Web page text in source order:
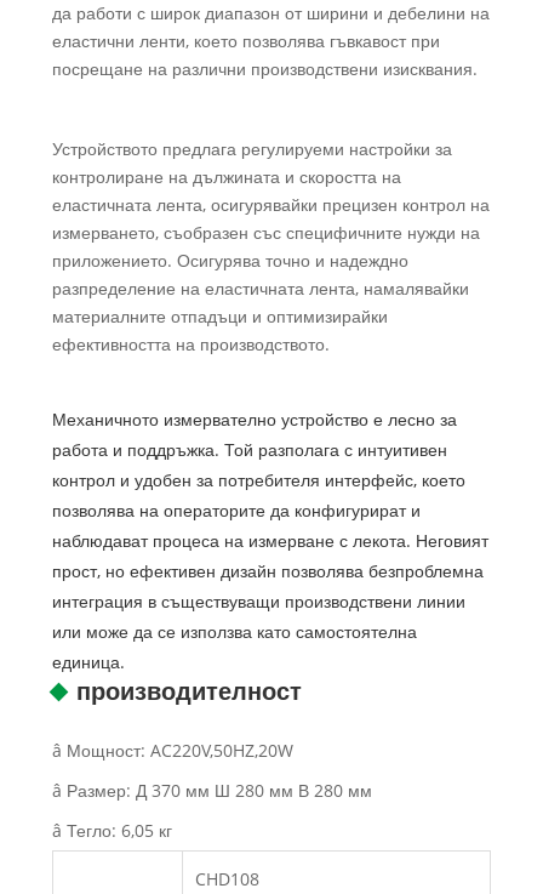
да работи с широк диапазон от ширини и дебелини на
еластични ленти, което позволява гъвкавост при
посрещане на различни производствени изисквания.
Устройството предлага регулируеми настройки за
контролиране на дължината и скоростта на
еластичната лента, осигурявайки прецизен контрол на
измерването, съобразен със специфичните нужди на
приложението. Осигурява точно и надеждно
разпределение на еластичната лента, намалявайки
материалните отпадъци и оптимизирайки
ефективността на производството.
Механичното измервателно устройство е лесно за
работа и поддръжка. Той разполага с интуитивен
контрол и удобен за потребителя интерфейс, което
позволява на операторите да конфигурират и
наблюдават процеса на измерване с лекота. Неговият
прост, но ефективен дизайн позволява безпроблемна
интеграция в съществуващи производствени линии
или може да се използва като самостоятелна
единица.
производителност
â Мощност: AC220V,50HZ,20W
â Размер: Д 370 мм Ш 280 мм В 280 мм
â Тегло: 6,05 кг
CHD108